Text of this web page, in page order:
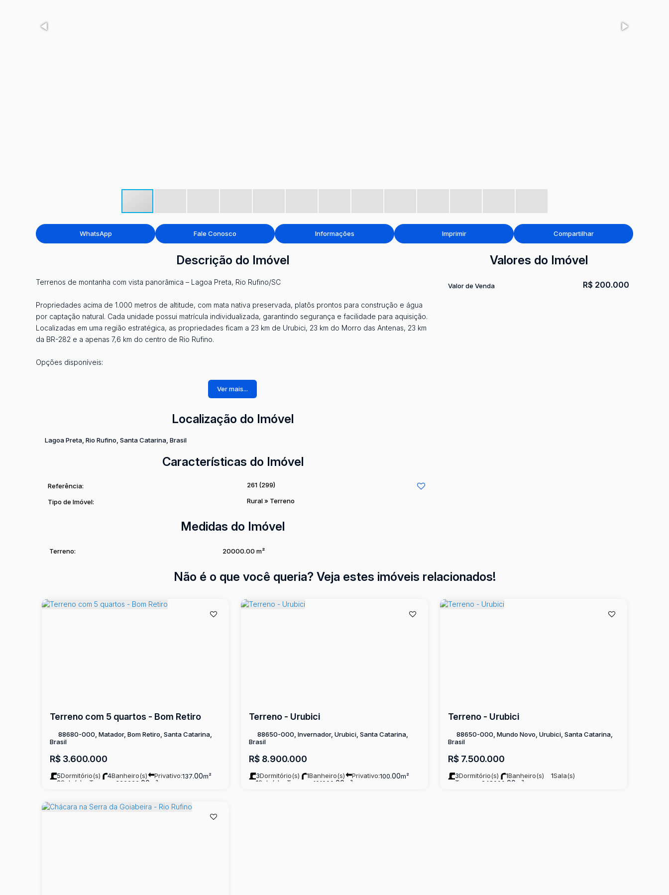
WhatsApp Fale Conosco Informações Imprimir Compartilhar
Descrição do Imóvel
Terrenos de montanha com vista panorâmica – Lagoa Preta, Rio Rufino/SC
Propriedades acima de 1.000 metros de altitude, com mata nativa preservada, platôs prontos para construção e água
por captação natural. Cada unidade possui matrícula individualizada, garantindo segurança e facilidade para aquisição.
Localizadas em uma região estratégica, as propriedades ficam a 23 km de Urubici, 23 km do Morro das Antenas, 23 km
da BR-282 e a apenas 7,6 km do centro de Rio Rufino.
Opções disponíveis:
Terrenos ideais para quem busca contato com a natureza, vista privilegiada e alto potencial de valorização na Serra
Ver mais...
Localização do Imóvel
Lagoa Preta Rio Rufino Santa Catarina Brasil
Características do Imóvel
Referência: 261 (299)
Tipo de Imóvel: Rural» Terreno
Medidas do Imóvel
Terreno: 20000.00 m²
Valores do Imóvel
R$ 200.000
Valor de Venda
Não é o que você queria? Veja estes imóveis relacionados!
Terreno com 5 quartos - Bom Retiro
R$ 3.600.000
88680-000, Matador, Bom Retiro, Santa Catarina,
Brasil
5Dormitório(s) 4Banheiro(s) Privativo:137.00m²
2Sala(s) Terreno: 360000 .00 m²
Terreno - Urubici
R$8.900.000
88650-000, Invernador, Urubici, Santa Catarina,
Brasil
3Dormitório(s) 1Banheiro(s) Privativo:100.00m²
1Sala(s) Terreno: 101000 .00 m²
Terreno - Urubici
R$7.500.000
88650-000, Mundo Novo, Urubici, Santa Catarina,
Brasil
3Dormitório(s) 1Banheiro(s) 1Sala(s)
Terreno:
248000 .00 m²